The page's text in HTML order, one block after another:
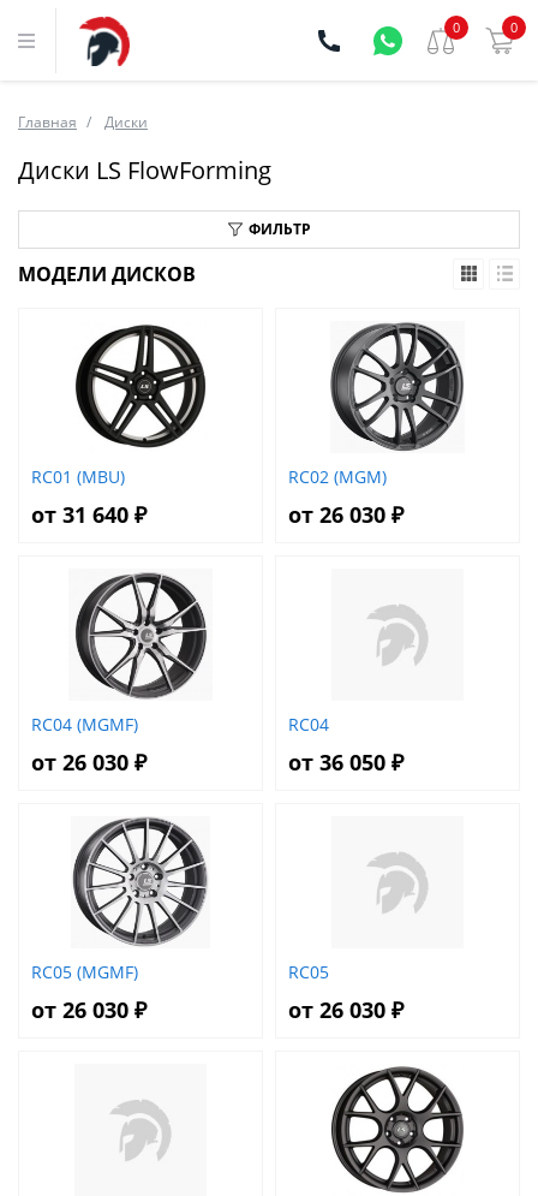
0 0
Главная Диски
Диски LS FlowForming
ФИЛЬТР
МОДЕЛИ ДИСКОВ
RC01 (MBU)
от 31 640 ₽
RC02 (MGM)
от 26 030 ₽
RC04 (MGMF)
от 26 030 ₽
RC04
от 36 050 ₽
RC05 (MGMF)
от 26 030 ₽
RC05
от 26 030 ₽